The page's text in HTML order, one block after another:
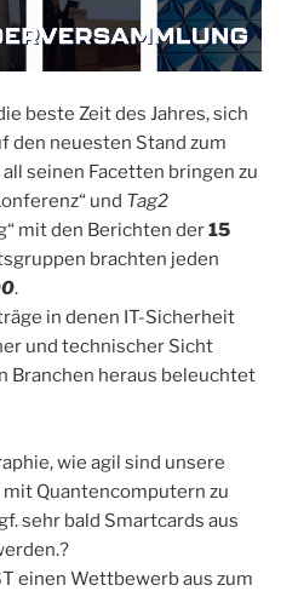
beste Zeit des Jahres, sich
den neuesten Stand zum
seinen Facetten bringen zu
und Tag2
mit den Berichten der15
brachten jeden
.
in denen IT-Sicherheit
und technischer Sicht
Branchen heraus beleuchtet
wie agil sind unsere
Quantencomputern zu
sehr bald Smartcards aus
einen Wettbewerb aus zum